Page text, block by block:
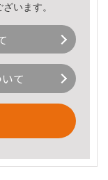
います。
て